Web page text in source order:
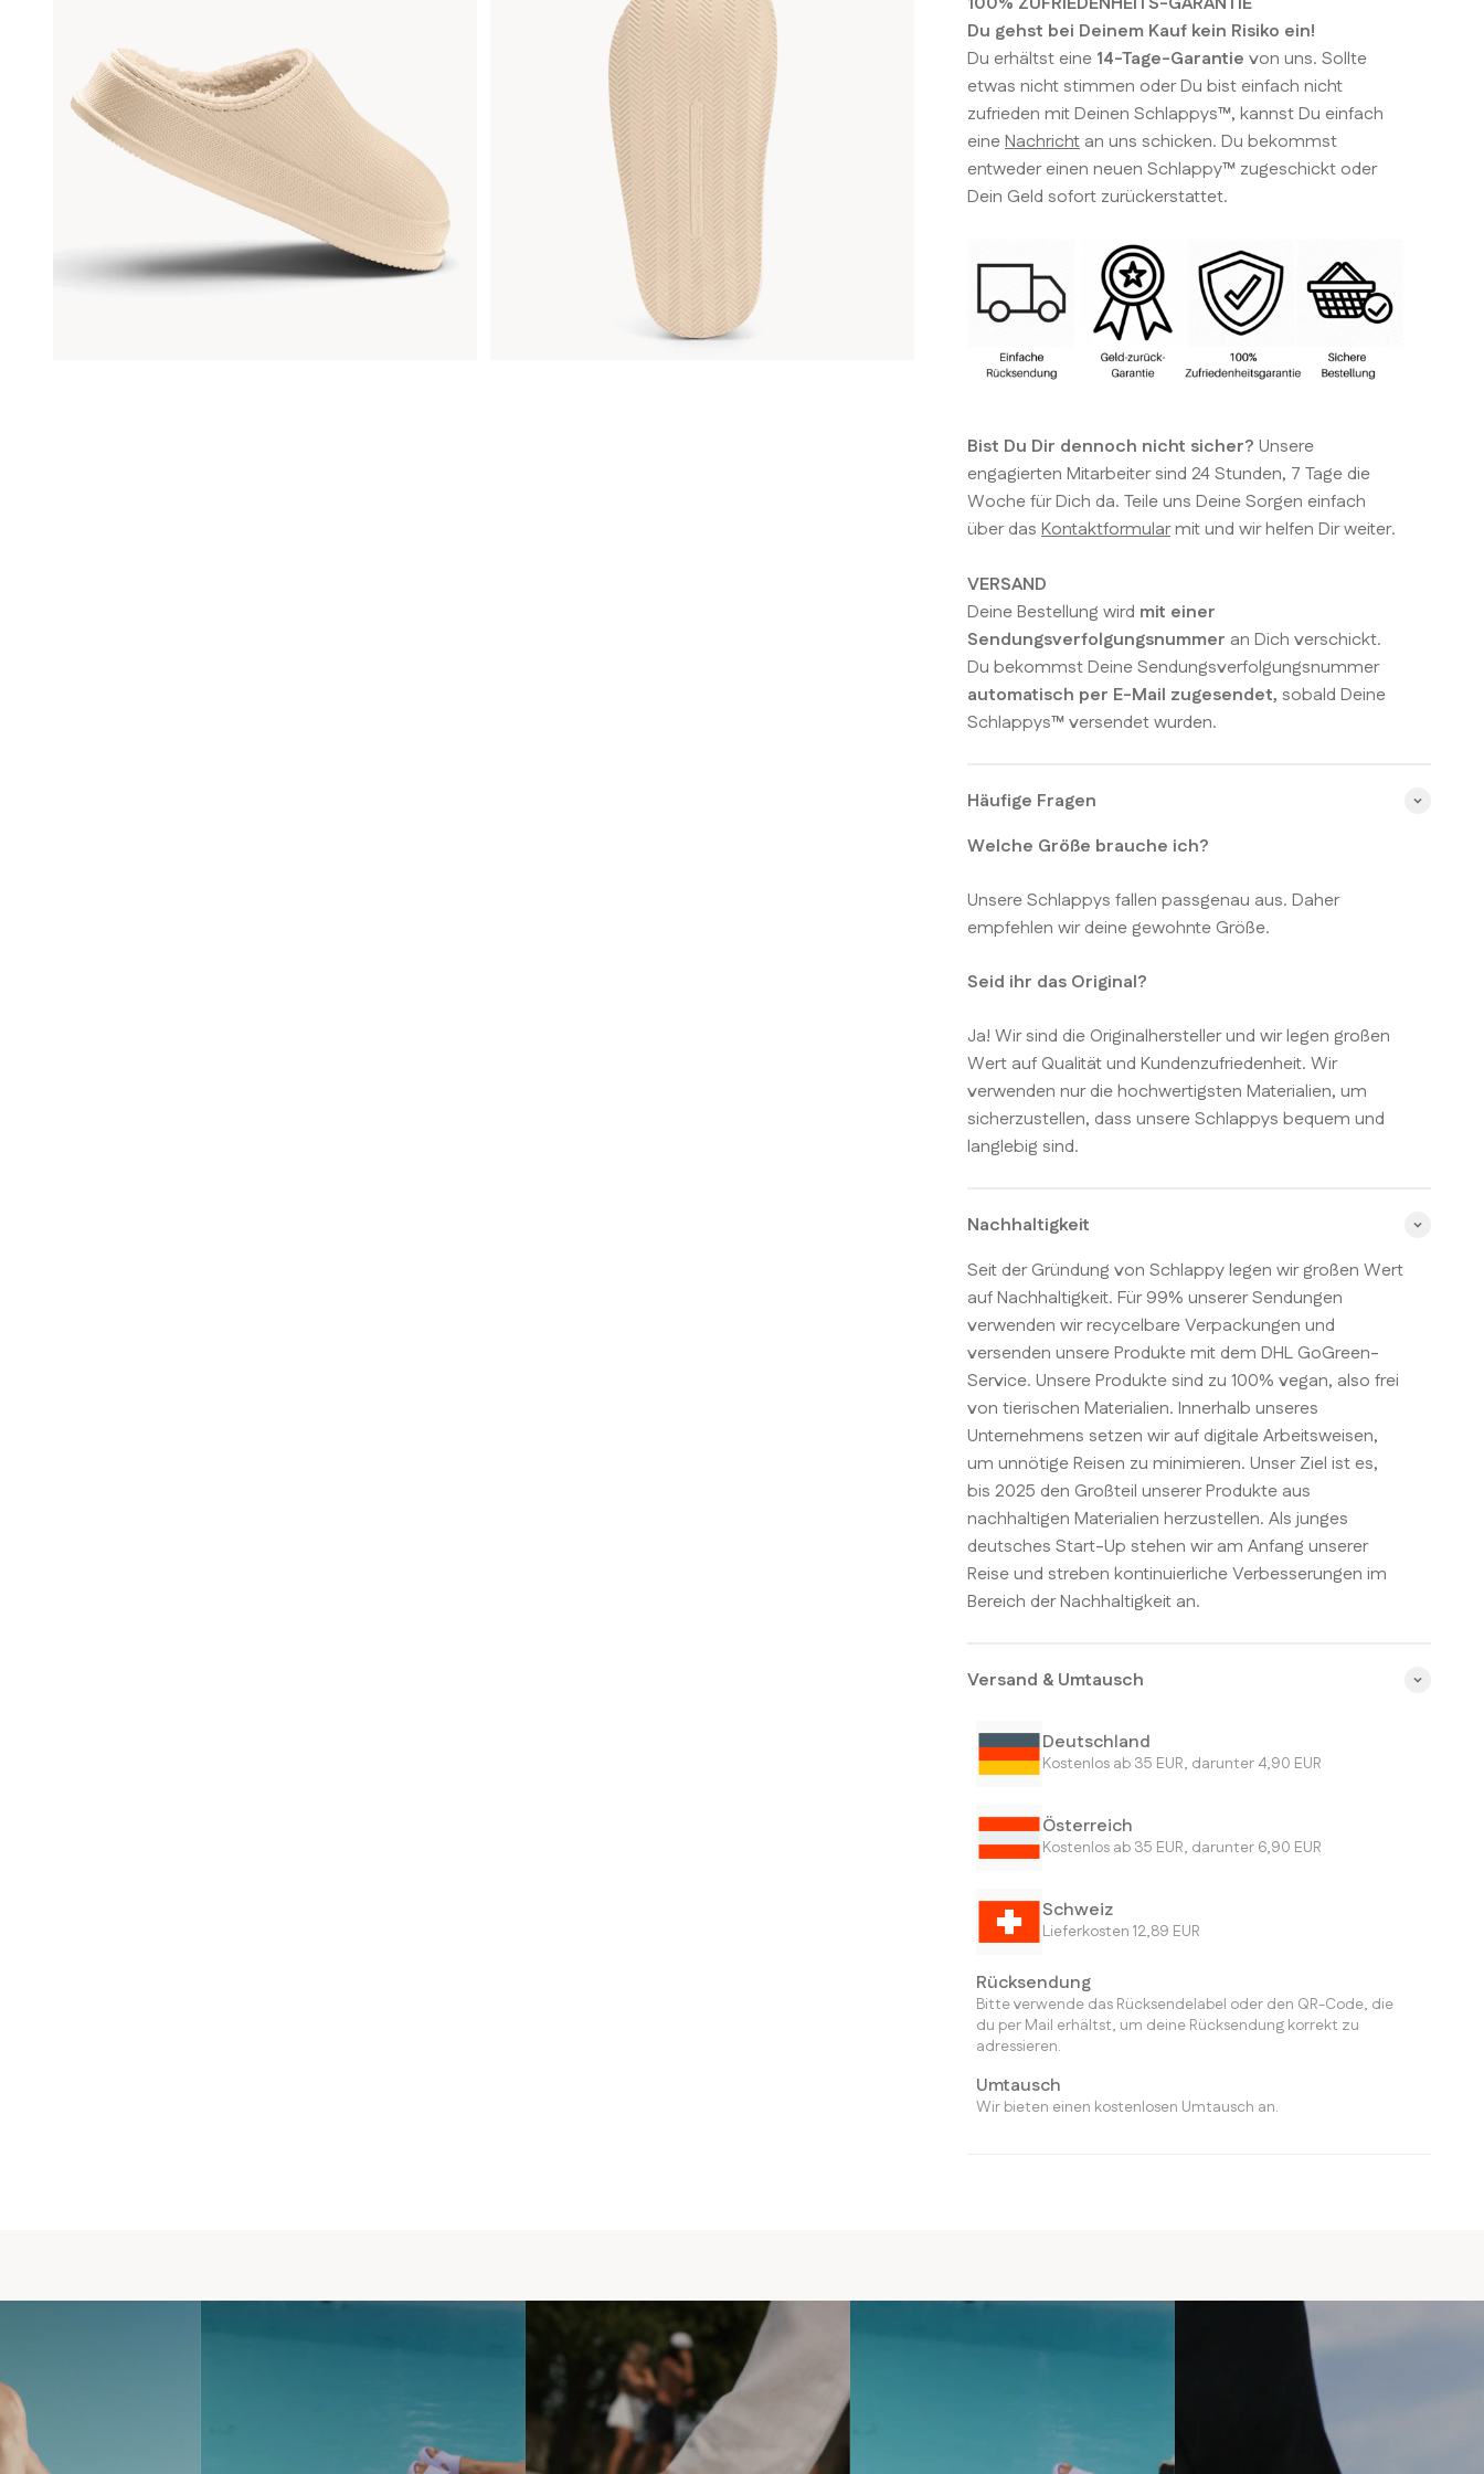
Du gehst bei Deinem Kauf kein Risiko ein!
Du erhältst eine 14-Tage-Garantie von uns. Sollte
etwas nicht stimmen oder Du bist einfach nicht
zufrieden mit Deinen Schlappys™, kannst Du einfach
eineNachricht an uns schicken. Du bekommst
entweder einen neuen Schlappy™ zugeschickt oder
Dein Geld sofort zurückerstattet.
Bist Du Dir dennoch nicht sicher? Unsere
engagierten Mitarbeiter sind 24 Stunden, 7 Tage die
Woche für Dich da. Teile uns Deine Sorgen einfach
über das Kontaktformularmit und wir helfen Dir weiter.
VERSAND
Deine Bestellung wird mit einer
Sendungsverfolgungsnummer an Dich verschickt.
Du bekommst Deine Sendungsverfolgungsnummer
automatisch per E-Mail zugesendet, sobald Deine
Schlappys™ versendet wurden.
Häufige Fragen
Welche Größe brauche ich?
Unsere Schlappys fallen passgenau aus. Daher
empfehlen wir deine gewohnte Größe.
Seid ihr das Original?
Ja! Wir sind die Originalhersteller und wir legen großen
Wert auf Qualität und Kundenzufriedenheit. Wir
verwenden nur die hochwertigsten Materialien, um
sicherzustellen, dass unsere Schlappys bequem und
langlebig sind.
Nachhaltigkeit
Seit der Gründung von Schlappy legen wir großen Wert
auf Nachhaltigkeit. Für 99% unserer Sendungen
verwenden wir recycelbare Verpackungen und
versenden unsere Produkte mit dem DHL GoGreen-
Service. Unsere Produkte sind zu 100% vegan, also frei
von tierischen Materialien. Innerhalb unseres
Unternehmens setzen wir auf digitale Arbeitsweisen,
um unnötige Reisen zu minimieren. Unser Ziel ist es,
bis 2025 den Großteil unserer Produkte aus
nachhaltigen Materialien herzustellen. Als junges
deutsches Start-Up stehen wir am Anfang unserer
Reise und streben kontinuierliche Verbesserungen im
Bereich der Nachhaltigkeit an.
Versand & Umtausch
Deutschland
Kostenlos ab 35 EUR, darunter 4,90 EUR
Österreich
Kostenlos ab 35 EUR, darunter 6,90 EUR
Schweiz
Lieferkosten 12,89 EUR
Rücksendung
Bitte verwende das Rücksendelabel oder den QR-Code, die
du per Mail erhältst, um deine Rücksendung korrekt zu
adressieren.
Umtausch
Wir bieten einen kostenlosen Umtausch an.